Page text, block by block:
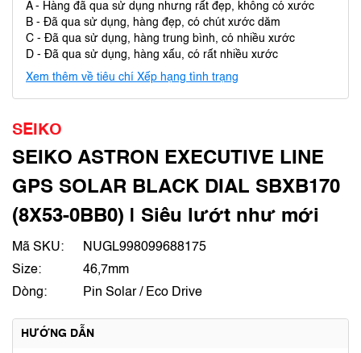
A - Hàng đã qua sử dụng nhưng rất đẹp, không có xước
B - Đã qua sử dụng, hàng đẹp, có chút xước dăm
C - Đã qua sử dụng, hàng trung bình, có nhiều xước
D - Đã qua sử dụng, hàng xấu, có rất nhiều xước
Xem thêm về tiêu chí Xếp hạng tình trạng
SEIKO
SEIKO ASTRON EXECUTIVE LINE
GPS SOLAR BLACK DIAL SBXB170
(8X53-0BB0) | Siêu lướt như mới
Mã SKU:
NUGL998099688175
Size:
46,7mm
Dòng:
Pin Solar / Eco Drive
HƯỚNG DẪN